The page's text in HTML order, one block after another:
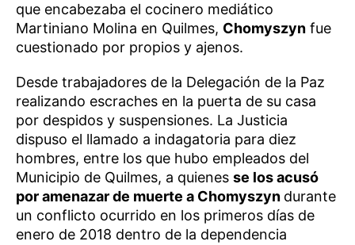
que encabezaba el cocinero mediático
Martiniano Molina en Quilmes, Chomyszyn fue
cuestionado por propios y ajenos.
Desde trabajadores de la Delegación de la Paz
realizando escraches en la puerta de su casa
por despidos y suspensiones. La Justicia
dispuso el llamado a indagatoria para diez
hombres, entre los que hubo empleados del
Municipio de Quilmes, a quienes se los acusó
por amenazar de muerte a Chomyszyn durante
un conflicto ocurrido en los primeros días de
enero de 2018 dentro de la dependencia